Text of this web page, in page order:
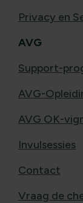
Privacy en
AVG
Support-
AVG-
AVG OK-
Invulsessies
Contact
Vraag de